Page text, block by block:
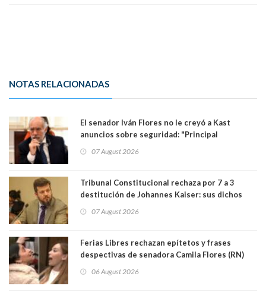
NOTAS RELACIONADAS
El senador Iván Flores no le creyó a Kast
anuncios sobre seguridad: "Principal
perseguir ruta del dinero y levantar secreto
07 August 2026
Tribunal Constitucional rechaza por 7 a 3
destitución de Johannes Kaiser: sus dichos
justicia constitucional porque no es diputado
07 August 2026
Ferias Libres rechazan epítetos y frases
despectivas de senadora Camila Flores (RN)
06 August 2026